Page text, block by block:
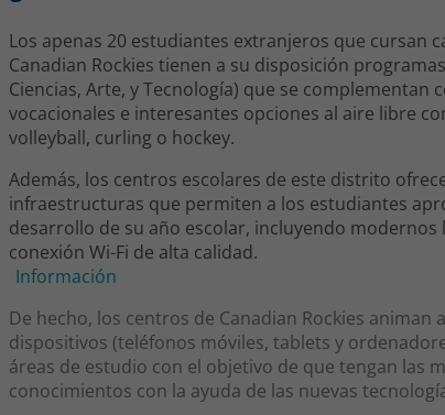
Los apenas 20 estudiantes extranjeros que cursan
Canadian Rockies tienen a su disposición
Ciencias, Arte, y Tecnología) que se complementan
vocacionales e interesantes opciones al aire libre
volleyball, curling o hockey.
Además, los centros escolares de este distrito
infraestructuras que permiten a los estudiantes
desarrollo de su año escolar, incluyendo
conexión Wi-Fi de alta calidad.
Información
De hecho, los centros de Canadian Rockies animan
dispositivos (teléfonos móviles, tablets y
áreas de estudio con el objetivo de que tengan las
conocimientos con la ayuda de las nuevas